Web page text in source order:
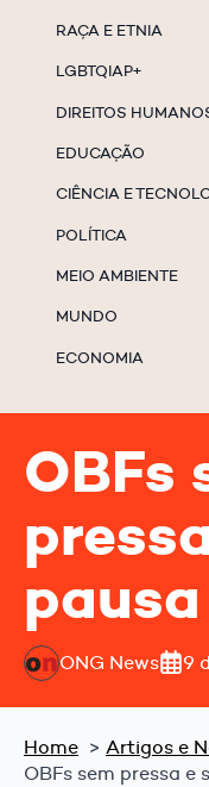
RAÇA E ETNIA
LGBTQIAP+
DIREITOS
EDUCAÇÃO
CIÊNCIA E
POLÍTICA
MEIO AMBIENTE
MUNDO
ECONOMIA
OBFs
pausa
ONG News 9
Home Artigos e
OBFs sem pressa e